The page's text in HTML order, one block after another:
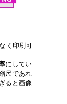
く印刷可
にしてい
尺であれ
ると画像